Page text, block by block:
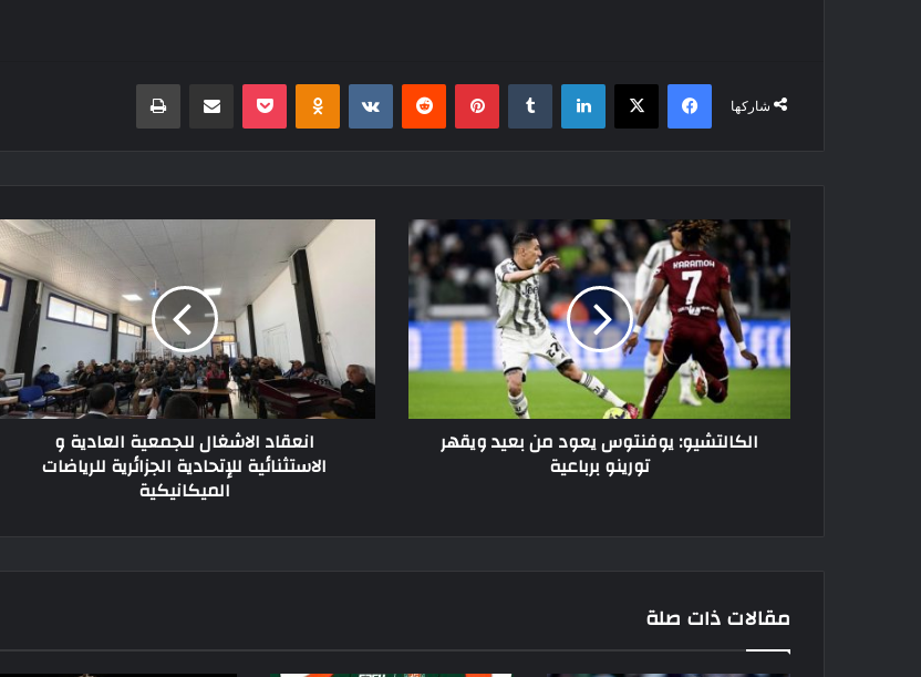
شاركها
فيسبوك ‫X لينكدإن بينتيريست Odnoklassniki
‫Pocket مشاركة عبر البريد طباعة
الكالتشيو:
يوفنتوس
يعود
بعيد
ويقهر
تورينو
الكالتشيو: يوفنتوس يعود من بعيد ويقهر
تورينو برباعية
الاستثنائية
للإتحادية
الجزائرية
للرياضات
انعقاد الاشغال للجمعية العادية و
الاستثنائية للإتحادية الجزائرية للرياضات
الميكانيكية
مقالات ذات صلة